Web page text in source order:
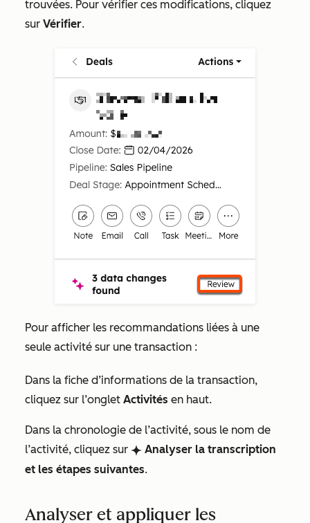
trouvées. Pour vérifier ces modifications, cliquez
sur Vérifier.
Pour afficher les recommandations liées à une
seule activité sur une transaction :
Dans la fiche d’informations de la transaction,
cliquez sur l’onglet Activités en haut.
Dans la chronologie de l’activité, sous le nom de
l’activité, cliquez sur breezeSingleStar Analyser la transcription
et les étapes suivantes.
Analyser et appliquer les